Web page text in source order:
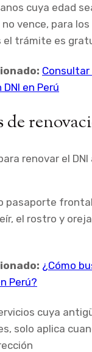
cuya edad
vence, para los
el trámite es
en Perú
de
renovar el DNI
pasaporte
el rostro y
¿Cómo
Perú?
cuya
solo aplica